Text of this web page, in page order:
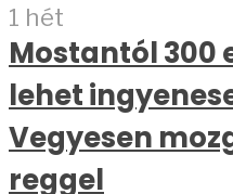
1 hét
Mostantól 300
lehet
Vegyesen
reggel